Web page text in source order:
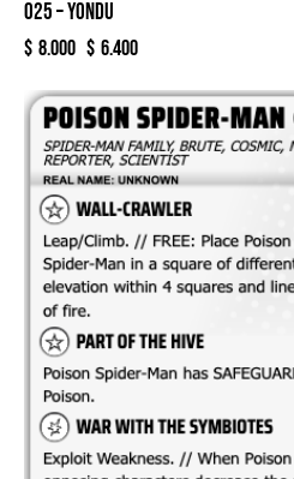
025 – YONDU
$ 8.000 $ 6.400